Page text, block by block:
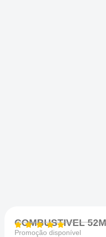
COMBUSTIVEL
Promoção disponível